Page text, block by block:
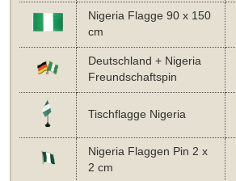
Nigeria Flagge 90 x 150
cm
Deutschland + Nigeria
Freundschaftspin
Tischflagge Nigeria
Nigeria Flaggen Pin 2 x
2 cm